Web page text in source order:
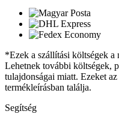
*Ezek a szállítási költségek a
Lehetnek további költségek,
tulajdonságai miatt. Ezeket
termékleírásban találja.
Segítség